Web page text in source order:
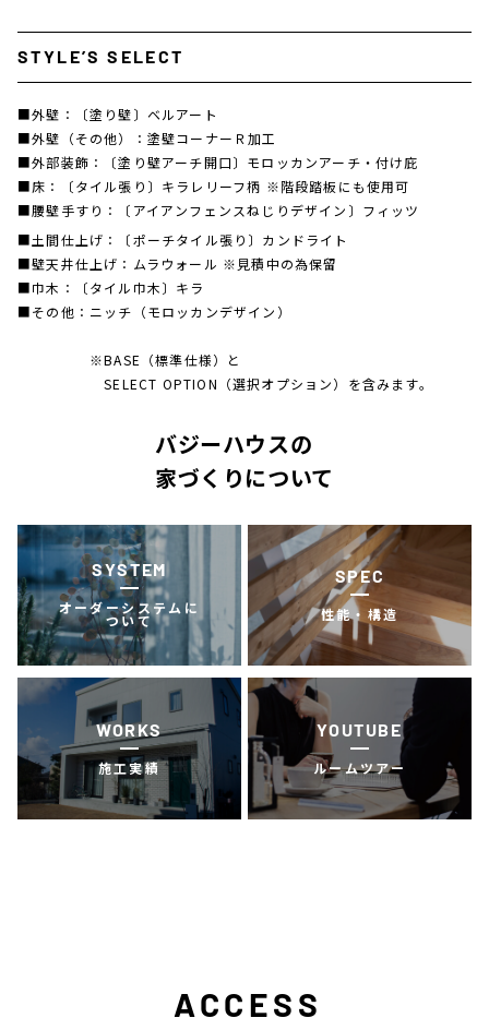
STYLE’S SELECT
■外壁：
〔塗り壁〕ベルアート
■外壁（その他）： 塗壁コーナーＲ加工
■外部装飾：
〔塗り壁アーチ開口〕モロッカンアーチ・付け庇
■床：
〔タイル張り〕キラレリーフ柄 ※階段踏板にも使用可
■腰壁手すり：
〔アイアンフェンスねじりデザイン〕フィッツ
■土間仕上げ：
〔ポーチタイル張り〕カンドライト
■壁天井仕上げ： ムラウォール ※見積中の為保留
■巾木：
〔タイル巾木〕キラ
■その他： ニッチ（モロッカンデザイン）
※BASE（標準仕様）と
SELECT OPTION（選択オプション）を含みます。
バジーハウスの
家づくりについて
SYSTEM
オーダーシステムに
ついて
SPEC
性能・構造
WORKS
施工実績
YOUTUBE
ルームツアー
ACCESS